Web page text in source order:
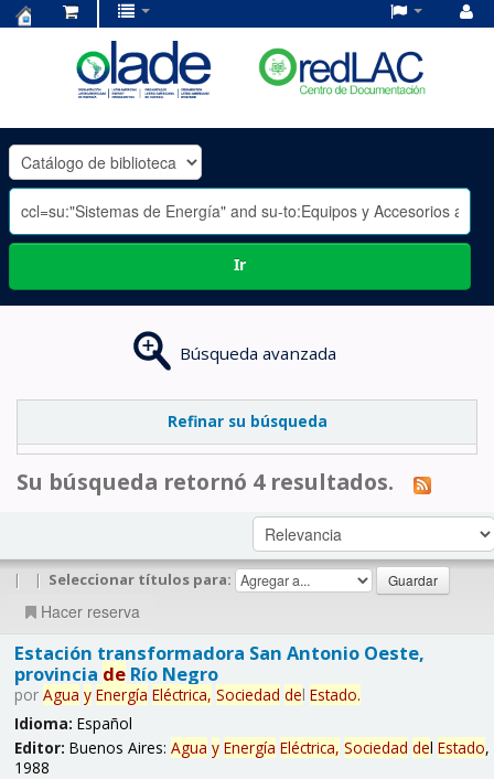
OLADE
-
Ir
Búsqueda avanzada
Refinar su búsqueda
Su búsqueda retornó 4 resultados.
| | Seleccionar títulos para:
Hacer reserva
Estación transformadora San Antonio Oeste,
provincia deRío Negro
por Agua y Energía Eléctrica, Sociedad del Estado.
Idioma: Español
Editor: Buenos Aires: Agua y Energía Eléctrica, Sociedad del Estado,
1988